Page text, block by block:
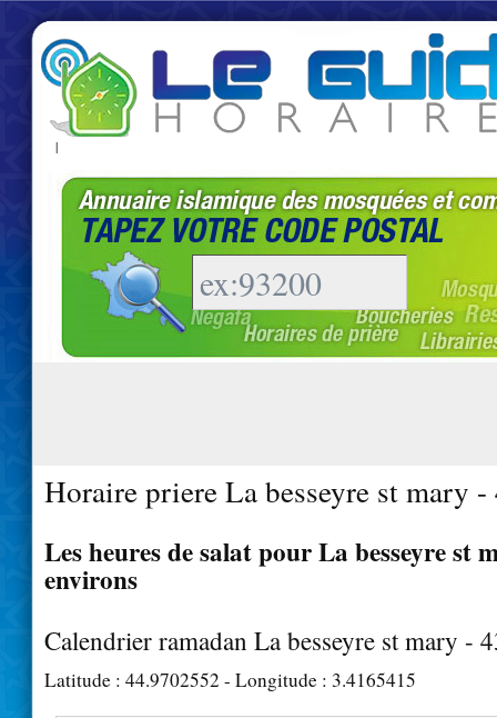
|
Horaire priere La besseyre st mary -
Les heures de salat pour La besseyre st
environs
Calendrier ramadan La besseyre st mary -
Latitude : 44.9702552 - Longitude : 3.4165415